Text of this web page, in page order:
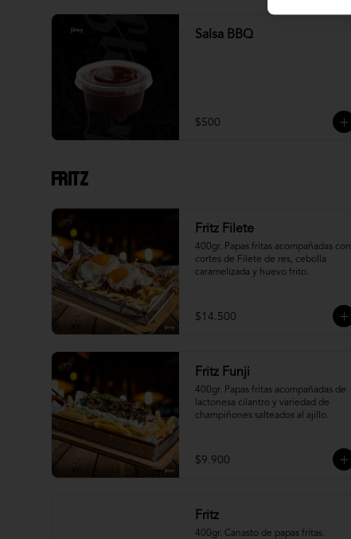
Salsa BBQ
$500
Fritz
Fritz Filete
400gr. Papas fritas acompañadas con
cortes de Filete de res, cebolla
caramelizada y huevo frito.
$14.500
Fritz Funji
400gr. Papas fritas acompañadas de
lactonesa cilantro y variedad de
champiñones salteados al ajillo.
$9.900
Fritz
400gr. Canasto de papas fritas.